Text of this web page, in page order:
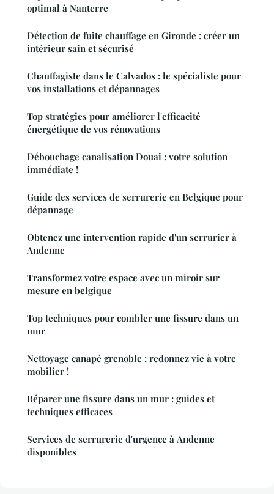
optimal à Nanterre
Détection de fuite chauffage en Gironde : créer un
intérieur sain et sécurisé
Chauffagiste dans le Calvados : le spécialiste pour
vos installations et dépannages
Top stratégies pour améliorer l'efficacité
énergétique de vos rénovations
Débouchage canalisation Douai : votre solution
immédiate !
Guide des services de serrurerie en Belgique pour
dépannage
Obtenez une intervention rapide d'un serrurier à
Andenne
Transformez votre espace avec un miroir sur
mesure en belgique
Top techniques pour combler une fissure dans un
mur
Nettoyage canapé grenoble : redonnez vie à votre
mobilier !
Réparer une fissure dans un mur : guides et
techniques efficaces
Services de serrurerie d'urgence à Andenne
disponibles